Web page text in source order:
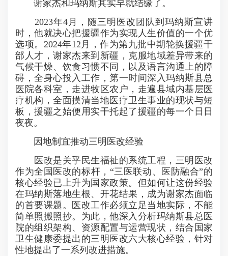
谢家杰和玛纳斯其实早就结缘了。
2023年4月，随三明医改团队到玛纳斯宣讲
时，他就决心把援疆作为实现人生价值的一个优
选项。2024年12月，作为第九批中期轮换援疆干
部人才，谢家杰来到新疆，克服地域差异带来的
气候干燥、饮食习惯不同，以及语言沟通上的障
碍，全身心投入工作，第一时间深入玛纳斯县总
医院各科室，走进牧区农户，走遍县域内基层医
疗机构，全面摸清当地医疗卫生事业的现状与短
板，援疆之始便用实干托起了援疆的每一个日日
夜夜。
因地制宜推动三明医改经验
医改是关乎民生福祉的系统工程，三明医改
作为全国医改的标杆，“三医联动、医防融合”的
核心经验已上升为国家政策。但如何让这份经验
在玛纳斯落地生根、开花结果，成为谢家杰面临
的首要课题。医改工作必须立足当地实际，不能
简单照搬照抄。为此，他深入分析玛纳斯县总医
院的组织架构、资源配置与运营现状，结合国家
卫生健康委提出的三明医改六大核心经验，针对
性地提出了一系列改进措施。